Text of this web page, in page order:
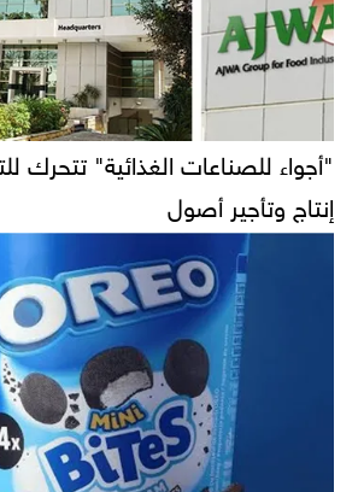
"أجواء للصناعات الغذائية" تتحرك
إنتاج وتأجير أصول